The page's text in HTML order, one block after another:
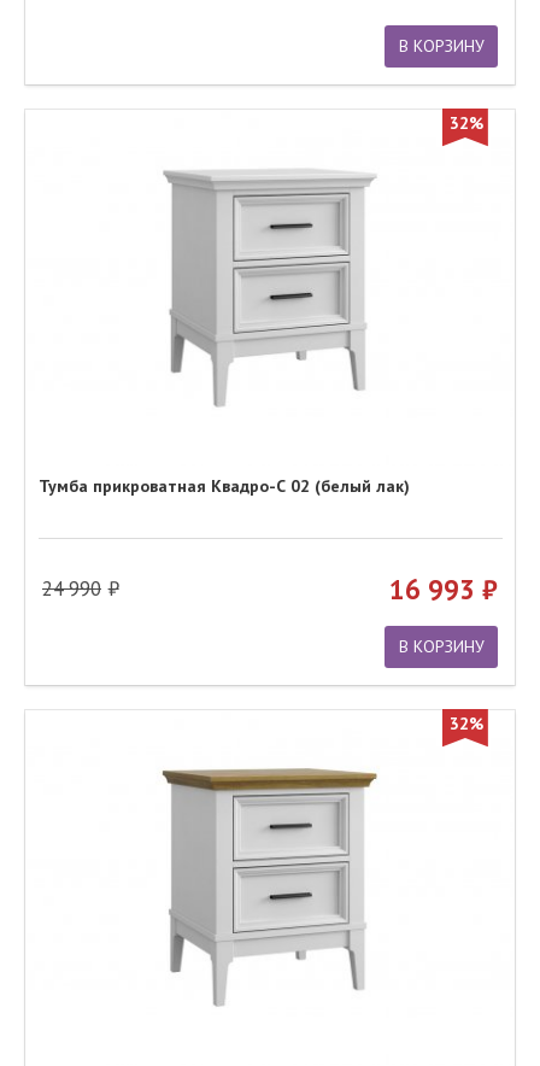
В КОРЗИНУ
32%
Тумба прикроватная Квадро-С 02 (белый лак)
24 990 16 993
В КОРЗИНУ
32%